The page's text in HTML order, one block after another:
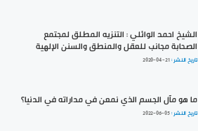
الشيخ احمد الوائلي : التنزيه المطلق لمجتمع
الصحابة مجانب للعقل والمنطق والسنن الإلهية
تاريخ النشر :2020-04-21
ما هو مآل الجسم الذي نمعن في مداراته في الدنيا؟
تاريخ النشر :2022-06-05